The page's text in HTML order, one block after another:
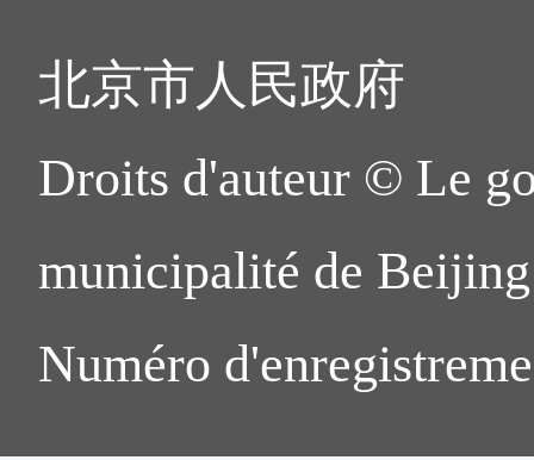
北京市人民政府
Droits d'auteur © Le
municipalité de
Numéro